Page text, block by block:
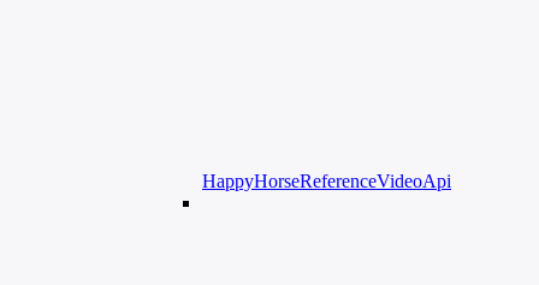
HappyHorseReferenceVideoApi